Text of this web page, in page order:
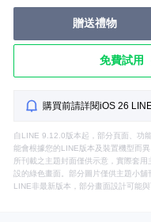
贈送禮物
免費試用
購買前請詳閱iOS 26
自LINE 9.12.0版本起，部分頁面、功
能會根據您的LINE版本及裝置機型而
所刊載之主題封面僅供示意，實際套
設的綠色畫面。部分圖片僅供主題小
LINE非最新版本，部分畫面設計可能與